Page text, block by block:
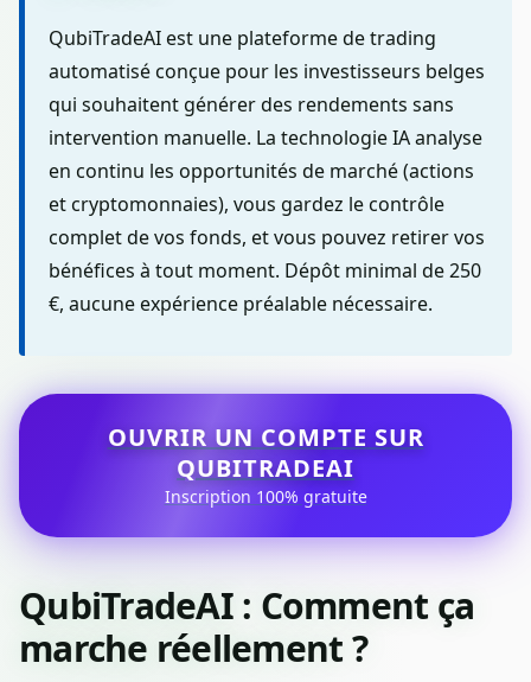
QubiTradeAI est une plateforme de trading
automatisé conçue pour les investisseurs belges
qui souhaitent générer des rendements sans
intervention manuelle. La technologie IA analyse
en continu les opportunités de marché (actions
et cryptomonnaies), vous gardez le contrôle
complet de vos fonds, et vous pouvez retirer vos
bénéfices à tout moment. Dépôt minimal de 250
€, aucune expérience préalable nécessaire.
OUVRIR UN COMPTE SUR
QUBITRADEAI
Inscription 100% gratuite
QubiTradeAI : Comment ça
marche réellement ?